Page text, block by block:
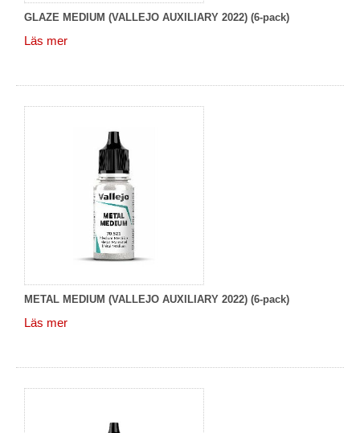
GLAZE MEDIUM (VALLEJO AUXILIARY 2022) (6-pack)
Läs mer
METAL MEDIUM (VALLEJO AUXILIARY 2022) (6-pack)
Läs mer